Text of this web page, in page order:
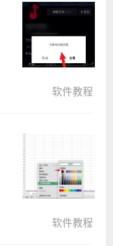
软件教程
软件教程